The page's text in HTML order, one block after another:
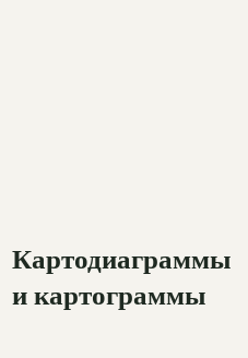
Картодиаграммы
и картограммы